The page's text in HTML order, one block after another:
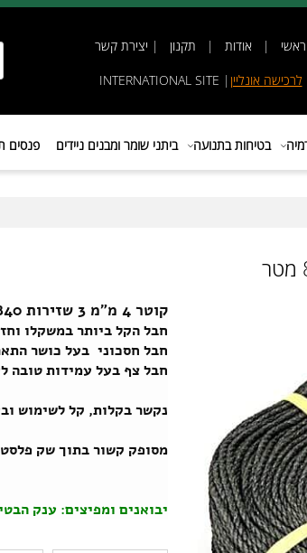
|אודות |תקנון |יצירת קשר
אונליין|
INTERNATIONAL SITE
בטיחות בתנועה ביתני שומר ומבנים ניידים פנסים
קוטר 4 מ"מ 3 שזירות 840 מטר
חבל הקל ביותר במשקלו וחזק
חבל חסכוני בעל כושר